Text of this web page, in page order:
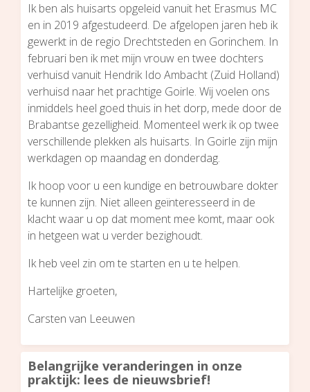
Ik ben als huisarts opgeleid vanuit het Erasmus MC
en in 2019 afgestudeerd. De afgelopen jaren heb ik
gewerkt in de regio Drechtsteden en Gorinchem. In
februari ben ik met mijn vrouw en twee dochters
verhuisd vanuit Hendrik Ido Ambacht (Zuid Holland)
verhuisd naar het prachtige Goirle. Wij voelen ons
inmiddels heel goed thuis in het dorp, mede door de
Brabantse gezelligheid. Momenteel werk ik op twee
verschillende plekken als huisarts. In Goirle zijn mijn
werkdagen op maandag en donderdag.
Ik hoop voor u een kundige en betrouwbare dokter
te kunnen zijn. Niet alleen geïnteresseerd in de
klacht waar u op dat moment mee komt, maar ook
in hetgeen wat u verder bezighoudt.
Ik heb veel zin om te starten en u te helpen.
Hartelijke groeten,
Carsten van Leeuwen
Belangrijke veranderingen in onze
praktijk: lees de nieuwsbrief!